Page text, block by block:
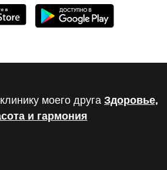
моего друга Здоровье,
и гармония